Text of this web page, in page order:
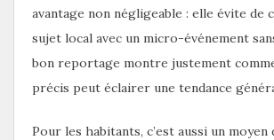
avantage non négligeable : elle évite de
sujet local avec un micro-événement
bon reportage montre justement
précis peut éclairer une tendance
Pour les habitants, c’est aussi un